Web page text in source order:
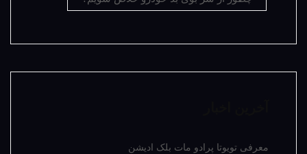
معرفی تویوتا پرادو مات بلک ادیشن